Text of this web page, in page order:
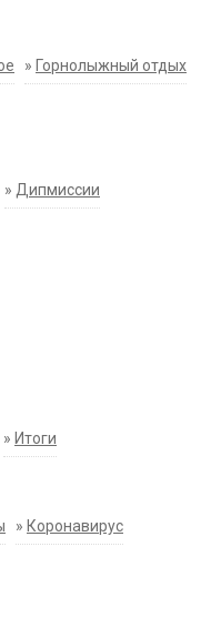
» Горнолыжный отдых
» Дипмиссии
» Итоги
» Коронавирус